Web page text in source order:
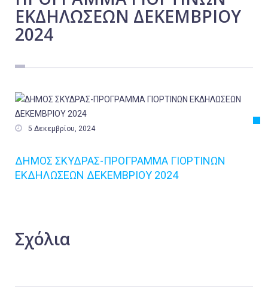
ΕΚΔΗΛΩΣΕΩΝ ΔΕΚΕΜΒΡΙΟΥ
2024
 5 Δεκεμβρίου, 2024
ΔΗΜΟΣ ΣΚΥΔΡΑΣ-ΠΡΟΓΡΑΜΜΑ ΓΙΟΡΤΙΝΩΝ
ΕΚΔΗΛΩΣΕΩΝ ΔΕΚΕΜΒΡΙΟΥ 2024
Σχόλια
Εργασία
Αγροτικά
Αθλητικά
Αστυνομικό Δελτίο